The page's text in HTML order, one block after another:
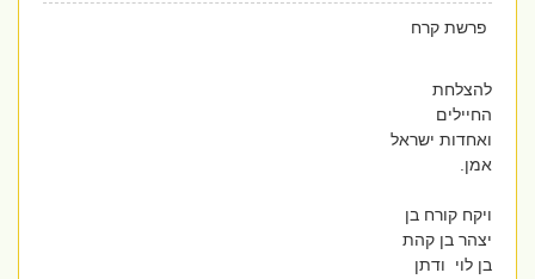
פרשת קרח
להצלחת
החיילים
ואחדות ישראל
אמן.
ויקח קורח בן
יצהר בן קהת
בן לוי ודתן